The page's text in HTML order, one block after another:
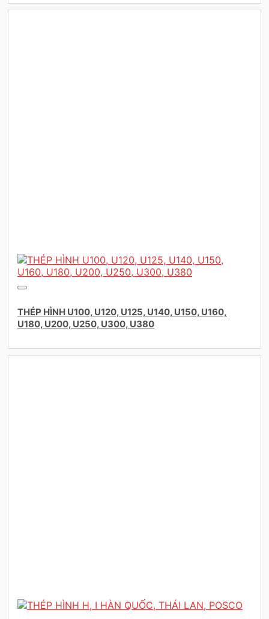
THÉP HÌNH U100, U120, U125, U140, U150, U160,
U180, U200, U250, U300, U380